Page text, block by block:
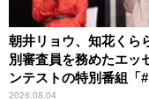
朝井リョウ、知花くら
別審査員を務めたエッ
ンテストの特別番組「
なたに伝えたいこと」
2026.08.04